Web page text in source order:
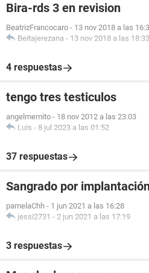
Bira-rds 3 en revision
BeatrizFrancocaro - 13 nov 2018 a las
Beitajerezana - 13 nov 2018 a las 18:33
4 respuestas
tengo tres testiculos
angelmemito - 18 nov 2012 a las 23:03
Luis - 8 jul 2023 a las 01:52
37 respuestas
Sangrado por
pamelaChh - 1 jun 2021 a las 16:28
jessi2731 - 2 jun 2021 a las 17:19
3 respuestas